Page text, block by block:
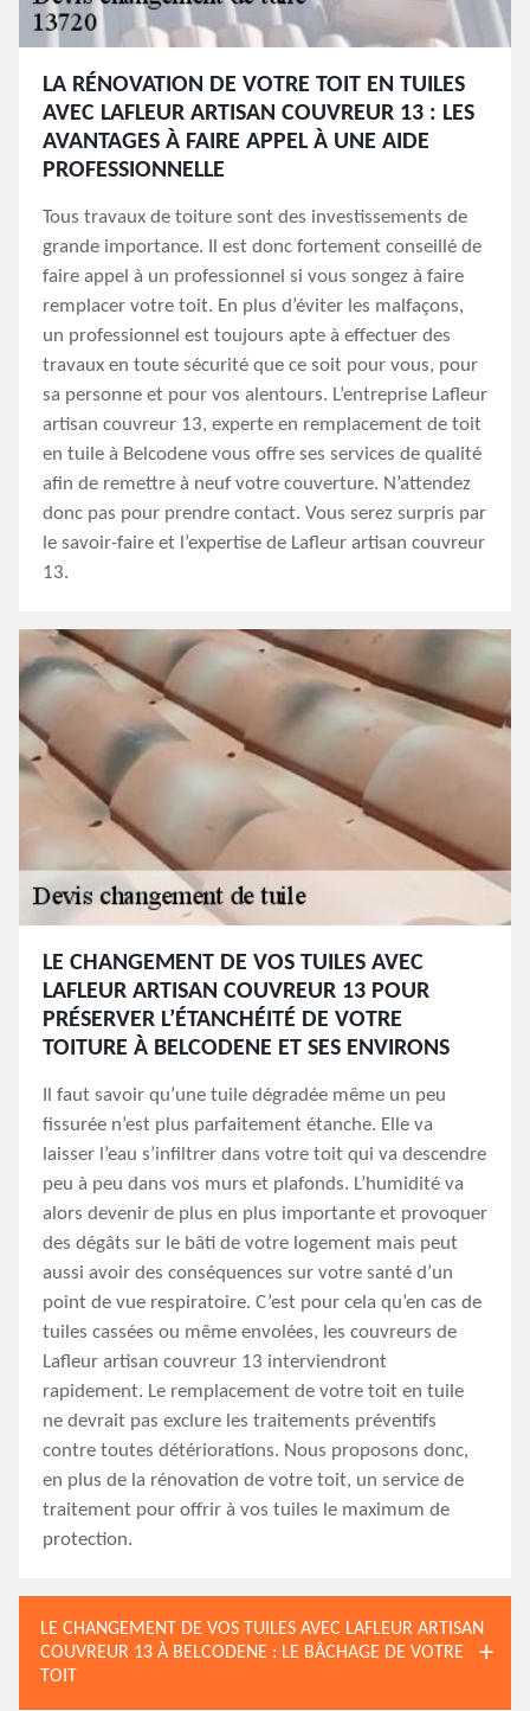
LA RÉNOVATION DE VOTRE TOIT EN TUILES
AVEC LAFLEUR ARTISAN COUVREUR 13 : LES
AVANTAGES À FAIRE APPEL À UNE AIDE
PROFESSIONNELLE
Tous travaux de toiture sont des investissements de
grande importance. Il est donc fortement conseillé de
faire appel à un professionnel si vous songez à faire
remplacer votre toit. En plus d’éviter les malfaçons,
un professionnel est toujours apte à effectuer des
travaux en toute sécurité que ce soit pour vous, pour
sa personne et pour vos alentours. L’entreprise Lafleur
artisan couvreur 13, experte en remplacement de toit
en tuile à Belcodene vous offre ses services de qualité
afin de remettre à neuf votre couverture. N’attendez
donc pas pour prendre contact. Vous serez surpris par
le savoir-faire et l’expertise de Lafleur artisan couvreur
13.
LE CHANGEMENT DE VOS TUILES AVEC
LAFLEUR ARTISAN COUVREUR 13 POUR
PRÉSERVER L’ÉTANCHÉITÉ DE VOTRE
TOITURE À BELCODENE ET SES ENVIRONS
Il faut savoir qu’une tuile dégradée même un peu
fissurée n’est plus parfaitement étanche. Elle va
laisser l’eau s’infiltrer dans votre toit qui va descendre
peu à peu dans vos murs et plafonds. L’humidité va
alors devenir de plus en plus importante et provoquer
des dégâts sur le bâti de votre logement mais peut
aussi avoir des conséquences sur votre santé d’un
point de vue respiratoire. C’est pour cela qu’en cas de
tuiles cassées ou même envolées, les couvreurs de
Lafleur artisan couvreur 13 interviendront
rapidement. Le remplacement de votre toit en tuile
ne devrait pas exclure les traitements préventifs
contre toutes détériorations. Nous proposons donc,
en plus de la rénovation de votre toit, un service de
traitement pour offrir à vos tuiles le maximum de
protection.
LE CHANGEMENT DE VOS TUILES AVEC LAFLEUR ARTISAN
COUVREUR 13 À BELCODENE : LE BÂCHAGE DE VOTRE
TOIT